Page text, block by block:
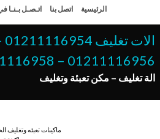
إلى
المحتوى
الرئيسية اتصل بنا اتـصـل بـنـا
01211116956 – 01211116958
الة تغليف – مكن تعبئة وتغليف
ماكينات تعبئه وتغليف